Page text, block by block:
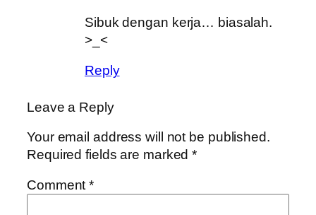
Sibuk dengan kerja… biasalah.
>_<
Reply
Leave a Reply
Your email address will not be published.
Required fields are marked*
Comment*